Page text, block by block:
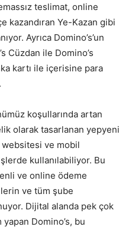
teslimat, online
kazandıran Ye-Kazan gibi
Ayrıca Domino’s’un
Cüzdan ile Domino’s
kartı ile içerisine para
koşullarında artan
olarak tasarlanan yepyeni
websitesi ve mobil
kullanılabiliyor. Bu
ve online ödeme
ve tüm şube
Dijital alanda pek çok
yapan Domino’s, bu